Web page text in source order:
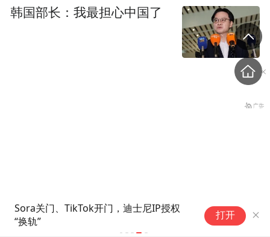
Sora关门、TikTok开门，迪士尼IP授权
“换轨”
打开
韩国部长：我最担心中国了
“中方正在采购，令人鼓